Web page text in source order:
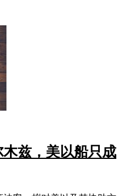
兹，美以船只成